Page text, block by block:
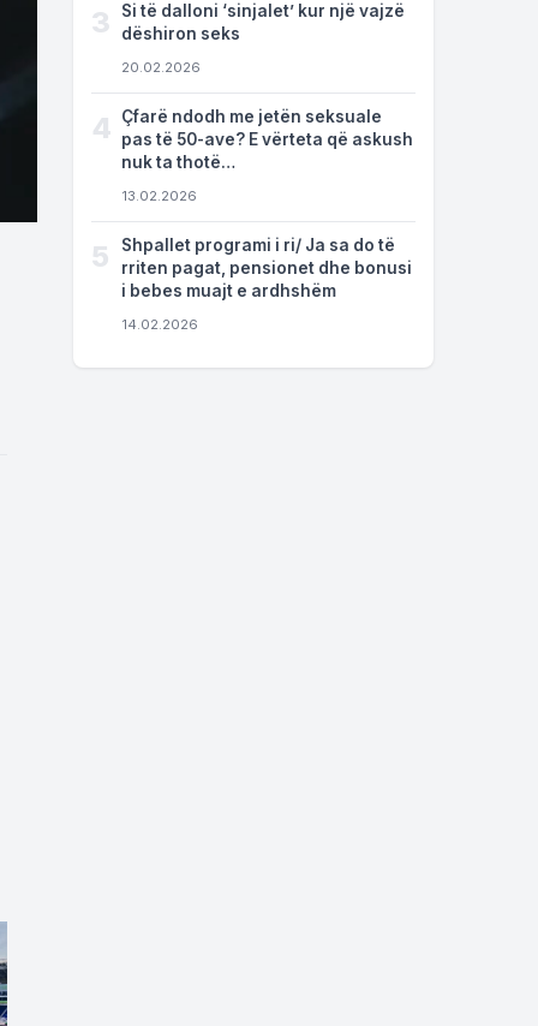
3
Si të dalloni ‘sinjalet’ kur një vajzë
dëshiron seks
20.02.2026
4
Çfarë ndodh me jetën seksuale
pas të 50-ave? E vërteta që askush
nuk ta thotë…
13.02.2026
5
Shpallet programi i ri/ Ja sa do të
rriten pagat, pensionet dhe bonusi
i bebes muajt e ardhshëm
14.02.2026